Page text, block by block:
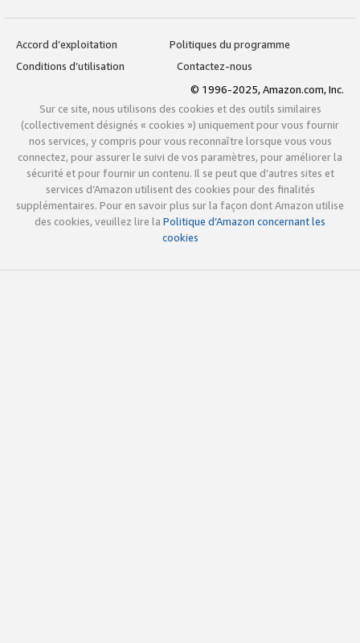
Accord d’exploitation
Politiques du programme
Conditions d’utilisation
Contactez-nous
© 1996-2025, Amazon.com, Inc.
Sur ce site, nous utilisons des cookies et des outils similaires
(collectivement désignés « cookies ») uniquement pour vous fournir
nos services, y compris pour vous reconnaître lorsque vous vous
connectez, pour assurer le suivi de vos paramètres, pour améliorer la
sécurité et pour fournir un contenu. Il se peut que d’autres sites et
services d’Amazon utilisent des cookies pour des finalités
supplémentaires. Pour en savoir plus sur la façon dont Amazon utilise
des cookies, veuillez lire la Politique d’Amazon concernant les
cookies